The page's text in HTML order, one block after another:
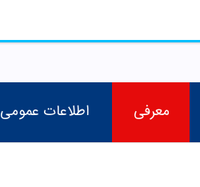
معرفی اطلاعات عمومی